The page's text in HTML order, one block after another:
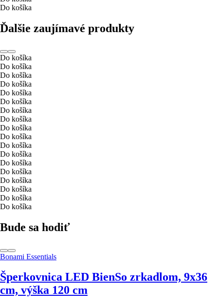
Do košíka
Ďalšie zaujímavé produkty
Do košíka
Do košíka
Do košíka
Do košíka
Do košíka
Do košíka
Do košíka
Do košíka
Do košíka
Do košíka
Do košíka
Do košíka
Do košíka
Do košíka
Do košíka
Do košíka
Do košíka
Do košíka
Bude sa hodiť
Bonami Essentials
Šperkovnica LED BienSo zrkadlom, 9x36
cm, výška 120 cm